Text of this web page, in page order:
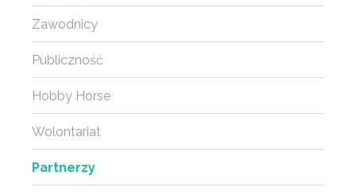
Zawodnicy
Publiczność
Hobby Horse
Wolontariat
Partnerzy